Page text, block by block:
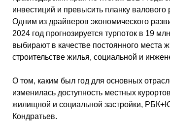
инвестиций и превысить планку валового
Одним из драйверов экономического
2024 год прогнозируется турпоток в 19
выбирают в качестве постоянного места
строительстве жилья, социальной и
О том, каким был год для основных
изменилась доступность местных
жилищной и социальной застройки,
Кондратьев.